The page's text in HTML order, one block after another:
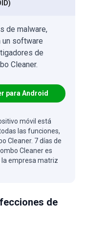
de malware,
software
de
Cleaner.
para Android
móvil está
las funciones,
Cleaner. 7 días de
Cleaner es
la empresa matriz
de